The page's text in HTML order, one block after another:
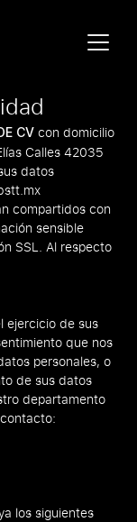
CV con domicilio
Calles 42035
datos
compartidos con
sensible
SSL. Al respecto
ejercicio de sus
que nos
personales, o
de sus datos
departamento
los siguientes